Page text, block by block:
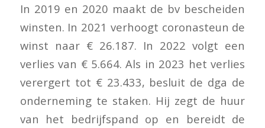
In 2019 en 2020 maakt de bv bescheiden
winsten. In 2021 verhoogt coronasteun de
winst naar € 26.187. In 2022 volgt een
verlies van € 5.664. Als in 2023 het verlies
verergert tot € 23.433, besluit de dga de
onderneming te staken. Hij zegt de huur
van het bedrijfspand op en bereidt de